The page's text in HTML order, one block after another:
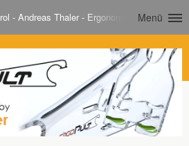
- Andreas Thaler - Ergonomie amMenü